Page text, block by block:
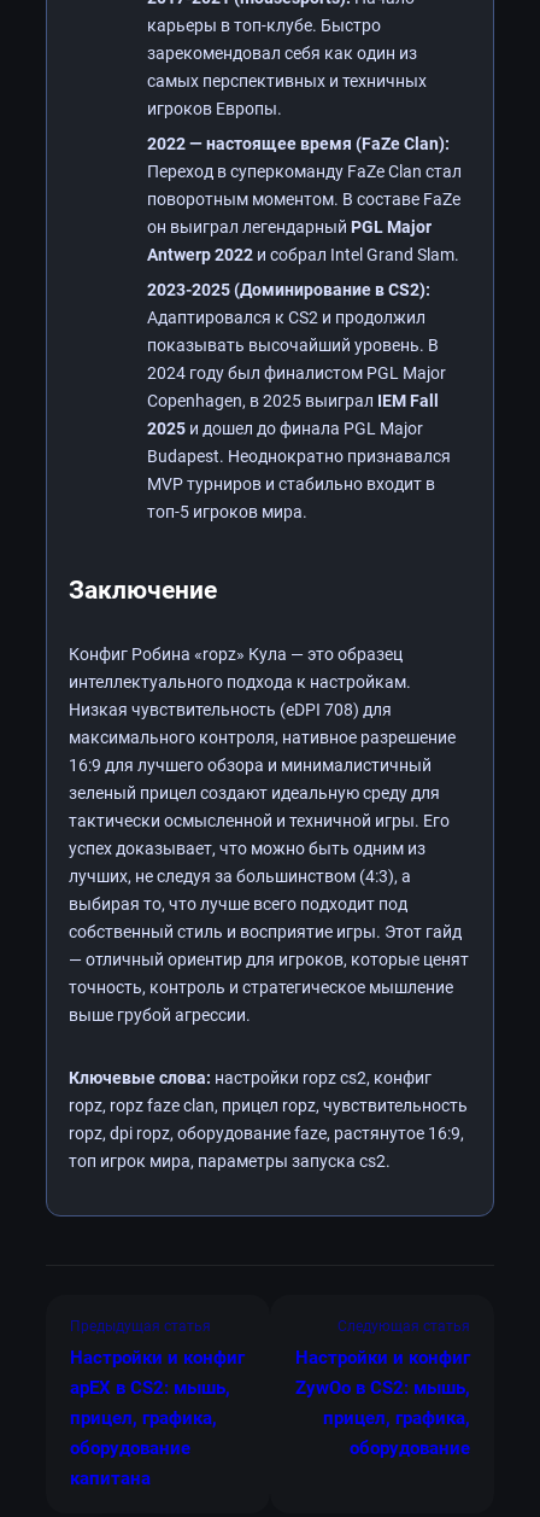
карьеры в топ-клубе. Быстро
зарекомендовал себя как один из
самых перспективных и техничных
игроков Европы.
2022 — настоящее время (FaZe Clan):
Переход в суперкоманду FaZe Clan стал
поворотным моментом. В составе FaZe
он выиграл легендарный PGL Major
Antwerp 2022 и собрал Intel Grand Slam.
2023-2025 (Доминирование в CS2):
Адаптировался к CS2 и продолжил
показывать высочайший уровень. В
2024 году был финалистом PGL Major
Copenhagen, в 2025 выиграл IEM Fall
2025 и дошел до финала PGL Major
Budapest. Неоднократно признавался
MVP турниров и стабильно входит в
топ-5 игроков мира.
Заключение
Конфиг Робина «ropz» Кула — это образец
интеллектуального подхода к настройкам.
Низкая чувствительность (eDPI 708) для
максимального контроля, нативное разрешение
16:9 для лучшего обзора и минималистичный
зеленый прицел создают идеальную среду для
тактически осмысленной и техничной игры. Его
успех доказывает, что можно быть одним из
лучших, не следуя за большинством (4:3), а
выбирая то, что лучше всего подходит под
собственный стиль и восприятие игры. Этот гайд
— отличный ориентир для игроков, которые ценят
точность, контроль и стратегическое мышление
выше грубой агрессии.
Ключевые слова: настройки ropz cs2, конфиг
ropz, ropz faze clan, прицел ropz, чувствительность
ropz, dpi ropz, оборудование faze, растянутое 16:9,
топ игрок мира, параметры запуска cs2.
Предыдущая статья
Настройки и конфиг
apEX в CS2: мышь,
прицел, графика,
оборудование
капитана
Следующая статья
Настройки и конфиг
ZywOo в CS2: мышь,
прицел, графика,
оборудование